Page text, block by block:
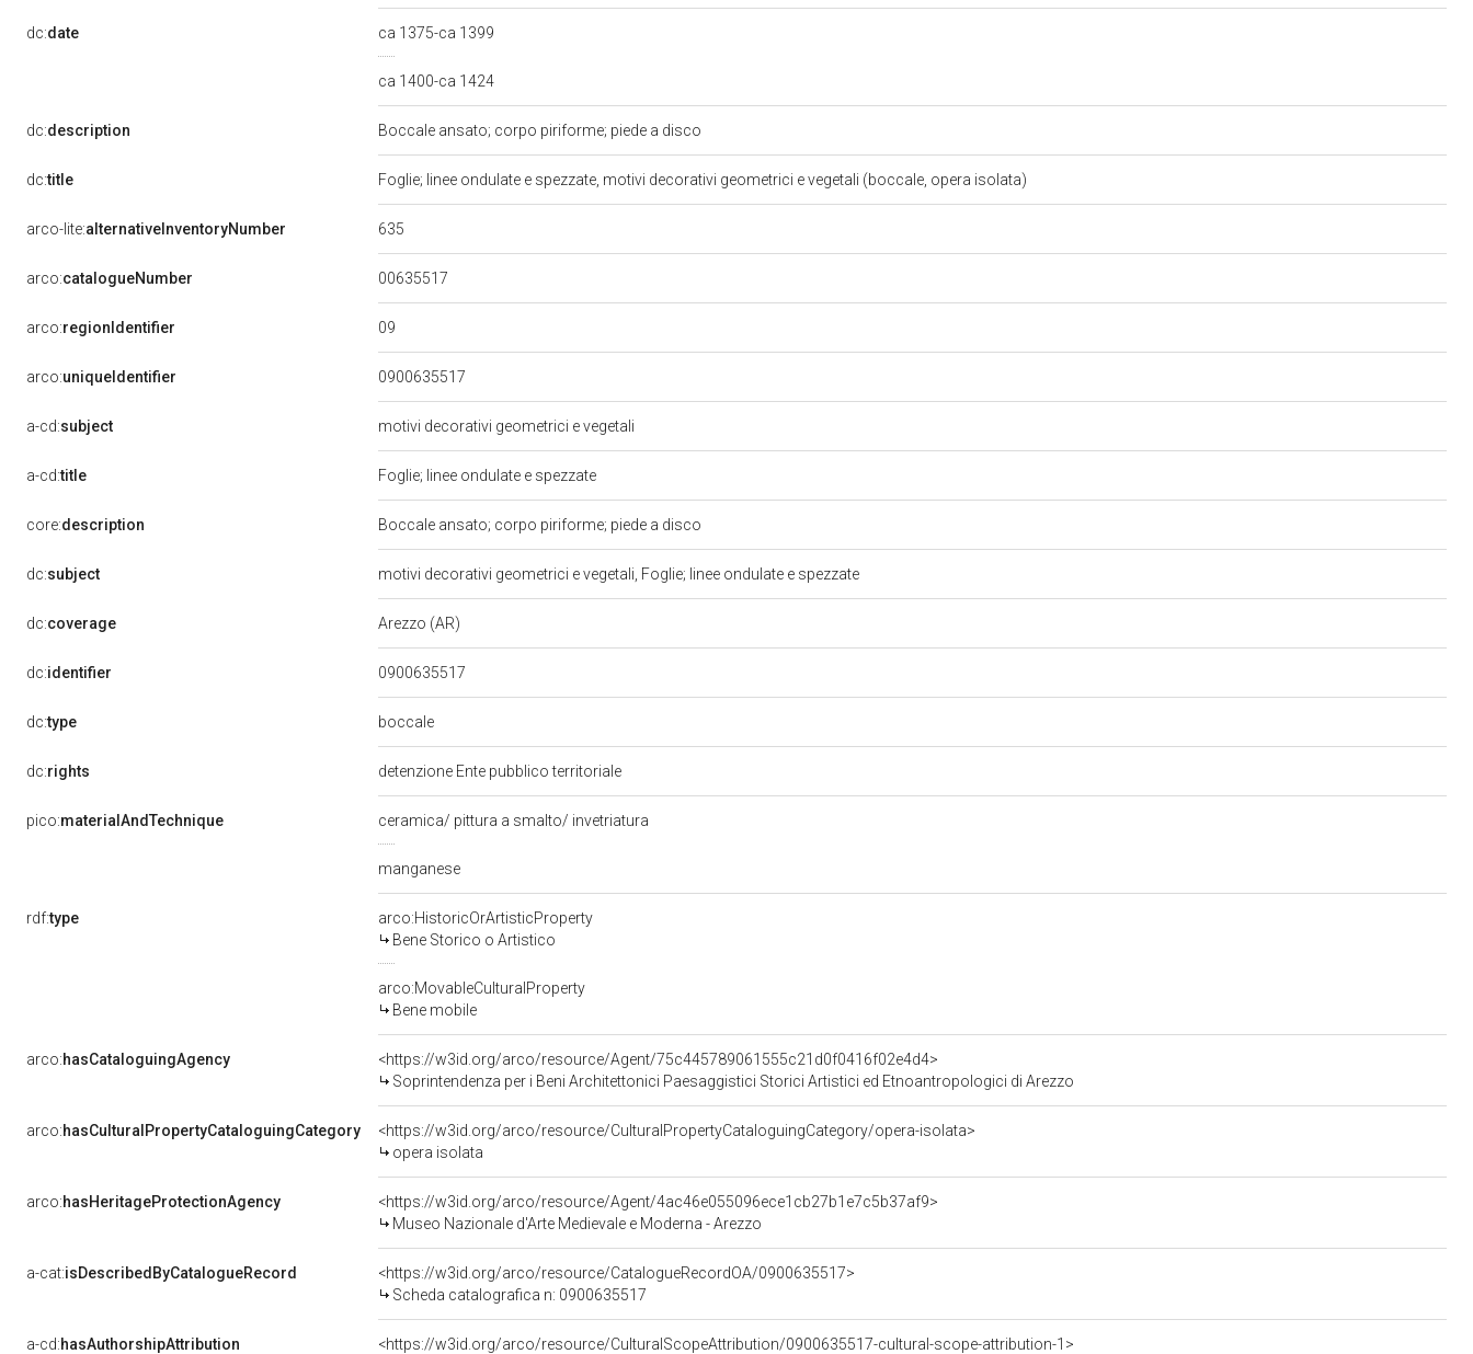
dc:date ca 1375-ca 1399
ca 1400-ca 1424
dc:description Boccale ansato; corpo piriforme; piede a disco
dc:title Foglie; linee ondulate e spezzate, motivi decorativi geometrici e vegetali (boccale, opera isolata)
arco-lite:alternativeInventoryNumber 635
arco:catalogueNumber 00635517
arco:regionIdentifier 09
arco:uniqueIdentifier 0900635517
a-cd:subject motivi decorativi geometrici e vegetali
a-cd:title Foglie; linee ondulate e spezzate
core:description Boccale ansato; corpo piriforme; piede a disco
dc:subject motivi decorativi geometrici e vegetali, Foglie; linee ondulate e spezzate
dc:coverage Arezzo (AR)
dc:identifier 0900635517
dc:type boccale
dc:rights detenzione Ente pubblico territoriale
pico:materialAndTechnique ceramica/ pittura a smalto/ invetriatura
manganese
rdf:type
arco:HistoricOrArtisticProperty
Bene Storico o Artistico
arco:MovableCulturalProperty
Bene mobile
arco:hasCataloguingAgency
<https://w3id.org/arco/resource/Agent/75c445789061555c21d0f0416f02e4d4>
Soprintendenza per i Beni Architettonici Paesaggistici Storici Artistici ed Etnoantropologici di Arezzo
arco:hasCulturalPropertyCataloguingCategory
<https://w3id.org/arco/resource/CulturalPropertyCataloguingCategory/opera-isolata>
opera isolata
arco:hasHeritageProtectionAgency
<https://w3id.org/arco/resource/Agent/4ac46e055096ece1cb27b1e7c5b37af9>
Museo Nazionale d'Arte Medievale e Moderna - Arezzo
a-cat:isDescribedByCatalogueRecord
<https://w3id.org/arco/resource/CatalogueRecordOA/0900635517>
Scheda catalografica n: 0900635517
a-cd:hasAuthorshipAttribution
<https://w3id.org/arco/resource/CulturalScopeAttribution/0900635517-cultural-scope-attribution-1>